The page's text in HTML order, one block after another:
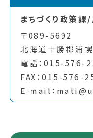
まちづくり政策
〒089-5692
北海道十勝郡浦
電話：015-576-
FAX：015-576-
E-mail：